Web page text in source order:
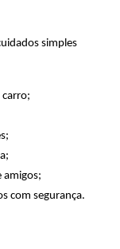
simples
amigos;
com segurança.